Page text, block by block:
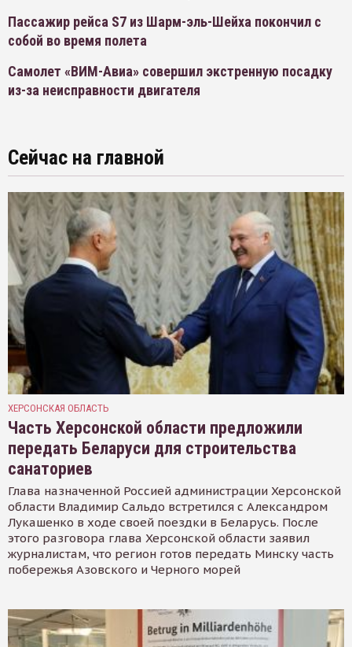
Пассажир рейса S7 из Шарм-эль-Шейха покончил с
собой во время полета
Самолет «ВИМ-Авиа» совершил экстренную посадку
из-за неисправности двигателя
Сейчас на главной
ХЕРСОНСКАЯ ОБЛАСТЬ
Часть Херсонской области предложили
передать Беларуси для строительства
санаториев
Глава назначенной Россией администрации Херсонской
области Владимир Сальдо встретился с Александром
Лукашенко в ходе своей поездки в Беларусь. После
этого разговора глава Херсонской области заявил
журналистам, что регион готов передать Минску часть
побережья Азовского и Черного морей